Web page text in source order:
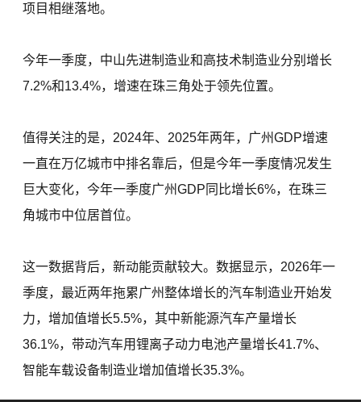
项目相继落地。
今年一季度，中山先进制造业和高技术制造业分别增长
7.2%和13.4%，增速在珠三角处于领先位置。
值得关注的是，2024年、2025年两年，广州GDP增速
一直在万亿城市中排名靠后，但是今年一季度情况发生
巨大变化，今年一季度广州GDP同比增长6%，在珠三
角城市中位居首位。
这一数据背后，新动能贡献较大。数据显示，2026年一
季度，最近两年拖累广州整体增长的汽车制造业开始发
力，增加值增长5.5%，其中新能源汽车产量增长
36.1%，带动汽车用锂离子动力电池产量增长41.7%、
智能车载设备制造业增加值增长35.3%。